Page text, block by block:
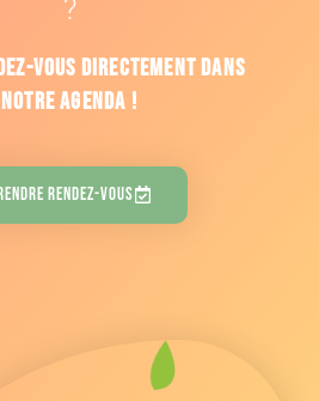
?
vous directement dans
notre agenda !
Rendez-Vous